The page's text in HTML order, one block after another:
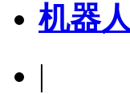
机器人
|